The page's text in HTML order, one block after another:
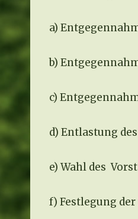
a)
b)
c)
d) Entlastung
e) Wahl des
f) Festlegung